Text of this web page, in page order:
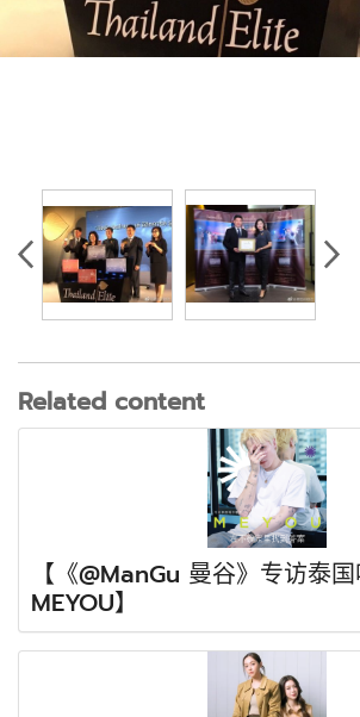
Related content
【《@ManGu 曼谷》专访泰
MEYOU】